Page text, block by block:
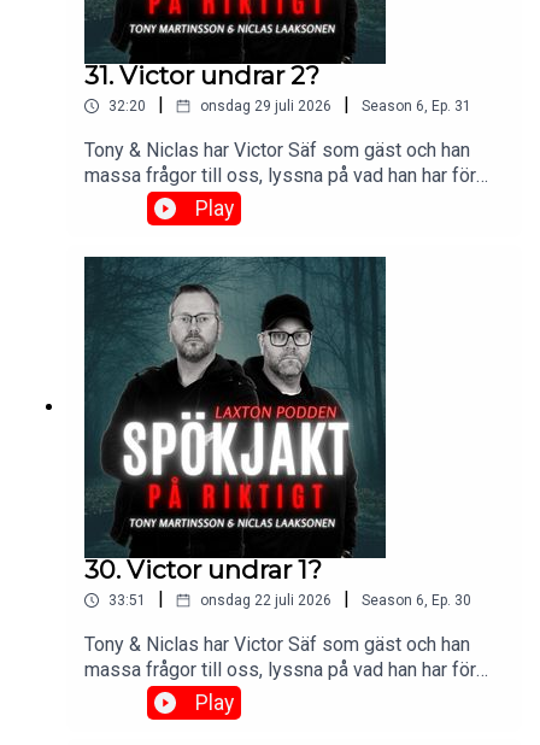
31. Victor undrar 2?
32:20 onsdag 29 juli 2026 Season 6, Ep. 31
Tony & Niclas har Victor Säf som gäst och han
massa frågor till oss, lyssna på vad han har för
frågor.🔥 Se som videopodd:
https://www.laxton.se/podcast 🔥 Eftersnack i FB
gruppen: Spökjakt & Eftersnack
Play
30. Victor undrar 1?
33:51 onsdag 22 juli 2026 Season 6, Ep. 30
Tony & Niclas har Victor Säf som gäst och han
massa frågor till oss, lyssna på vad han har för
frågor.🔥 Se som videopodd:
https://www.laxton.se/podcast 🔥 Eftersnack i FB
Play